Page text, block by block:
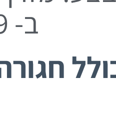
ב- 199 ₪ בלבד!